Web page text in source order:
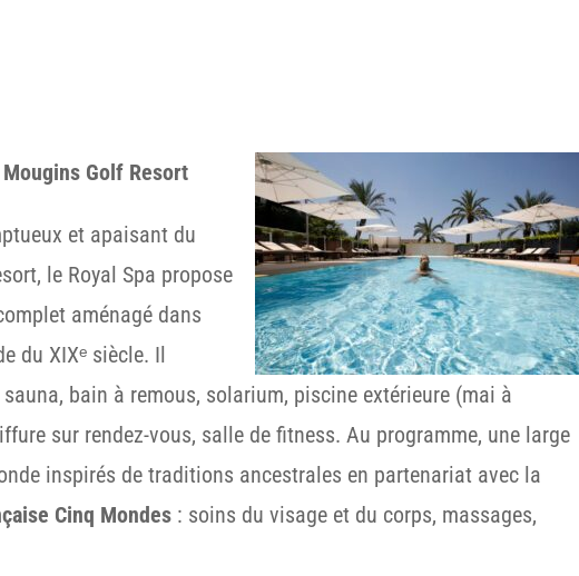
Golf Resort
et apaisant du
le Royal Spa propose
aménagé dans
du XIXᵉ siècle. Il
bain à remous, solarium, piscine extérieure (mai à
sur rendez-vous, salle de fitness. Au programme, une large
inspirés de traditions ancestrales en partenariat avec la
Cinq Mondes : soins du visage et du corps, massages,